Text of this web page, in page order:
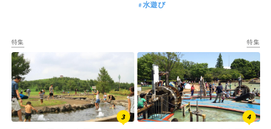
特徴で探す
水遊び
特集 特集